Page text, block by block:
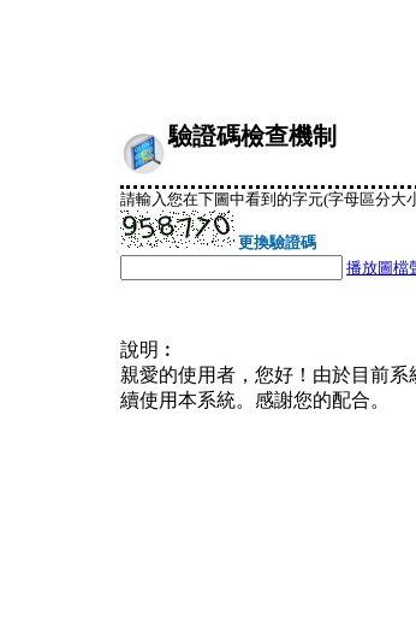
驗證碼檢查機制
請輸入您在下圖中看到的字元(字母區分大
更換驗證碼
播放圖檔
說明︰
親愛的使用者，您好！由於目前
續使用本系統。感謝您的配合。